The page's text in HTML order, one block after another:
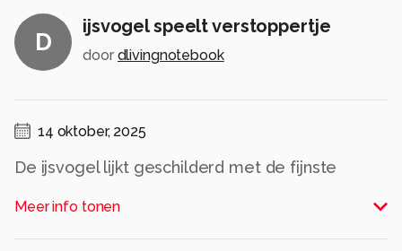
D
ijsvogel speelt verstoppertje
door dlivingnotebook
14 oktober, 2025
De ijsvogel lijkt geschilderd met de fijnste
draagt een verhaal van stilte en precisie.
Meer info tonen